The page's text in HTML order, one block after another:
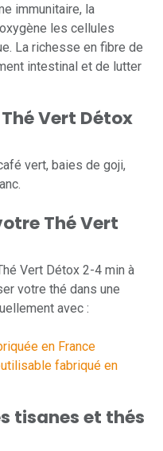
immunitaire, la
les cellules
La richesse en fibre de
intestinal et de lutter
Vert Détox
vert, baies de goji,
Thé Vert
Vert Détox 2-4 min à
votre thé dans une
avec :
en France
fabriqué en
tisanes et thés